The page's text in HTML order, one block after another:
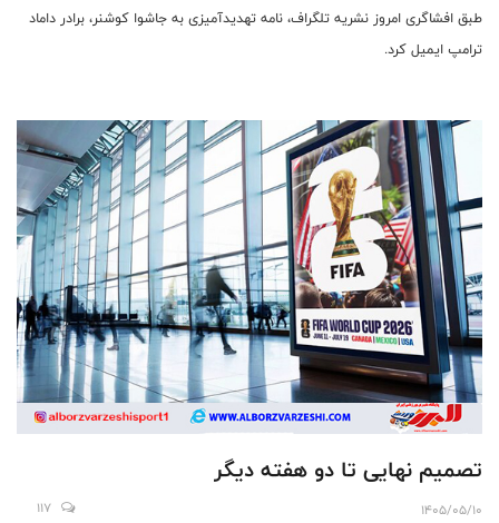
طبق افشاگری امروز نشریه تلگراف، نامه تهدیدآمیزی به جاشوا کوشنر، برادر داماد
ترامپ ایمیل کرد.
تصمیم نهایی تا دو هفته دیگر
1405/05/10
117